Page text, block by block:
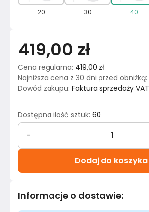
419,00 zł
Cena regularna: 419,00 zł
Najniższa cena z 30 dni przed obniżką:
Dowód zakupu: Faktura sprzedaży VAT
Dostępna ilość sztuk: 60
-
Dodaj do koszyka
20 30 40
Informacje o dostawie: